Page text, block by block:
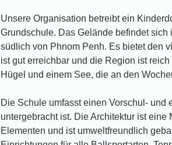
Unsere Organisation betreibt ein
Grundschule. Das Gelände befindet
südlich von Phnom Penh. Es bietet den
ist gut erreichbar und die Region ist
Hügel und einem See, die an den
Die Schule umfasst einen Vorschul-
untergebracht ist. Die Architektur ist
Elementen und ist umweltfreundlich